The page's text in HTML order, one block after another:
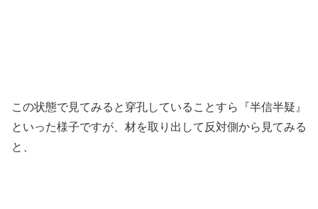
この状態で見てみると穿孔していることすら『半信半疑』
といった様子ですが、材を取り出して反対側から見てみる
と、